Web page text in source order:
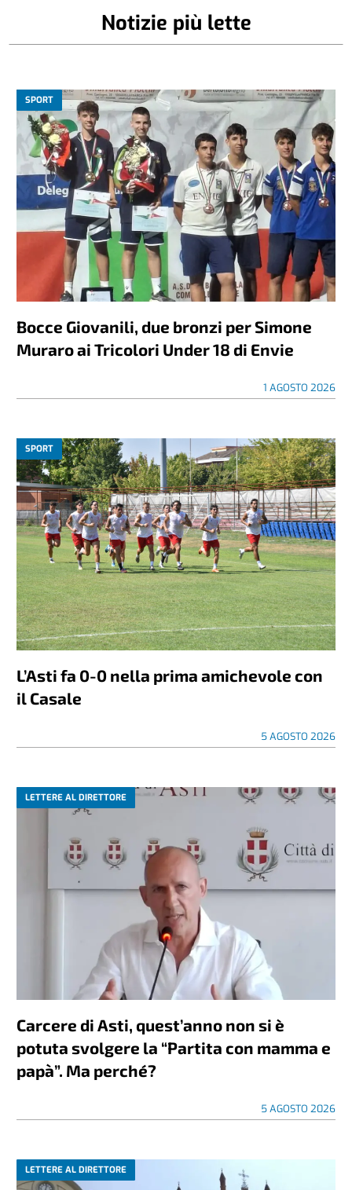
Notizie più lette
SPORT
Bocce Giovanili, due bronzi per Simone
Muraro ai Tricolori Under 18 di Envie
1 AGOSTO 2026
SPORT
L’Asti fa 0-0 nella prima amichevole con
il Casale
5 AGOSTO 2026
LETTERE AL DIRETTORE
Carcere di Asti, quest’anno non si è
potuta svolgere la “Partita con mamma e
papà”. Ma perché?
5 AGOSTO 2026
LETTERE AL DIRETTORE